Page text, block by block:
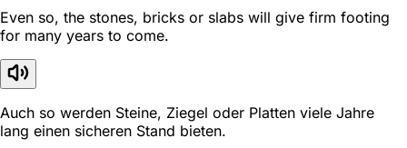
Even so, the stones, bricks or slabs will give firm footing
for many years to come.
Auch so werden Steine, Ziegel oder Platten viele Jahre
lang einen sicheren Stand bieten.